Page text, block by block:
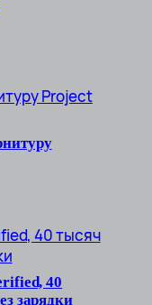
40
зарядки